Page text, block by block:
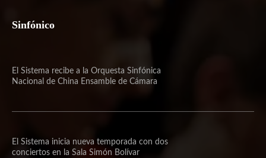
Sinfónico
El Sistema recibe a la Orquesta Sinfónica
Nacional de China Ensamble de Cámara
El Sistema inicia nueva temporada con dos
conciertos en la Sala Simón Bolívar